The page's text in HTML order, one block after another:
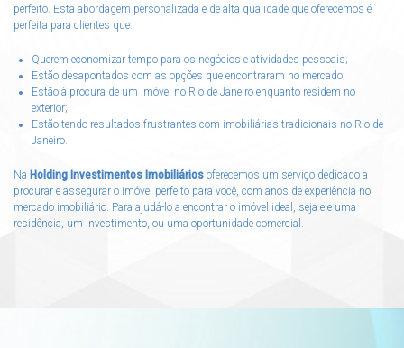
perfeito. Esta abordagem personalizada e de alta qualidade que oferecemos é
perfeita para clientes que:
Querem economizar tempo para os negócios e atividades pessoais;
Estão desapontados com as opções que encontraram no mercado;
Estão à procura de um imóvel no Rio de Janeiro enquanto residem no
exterior;
Estão tendo resultados frustrantes com imobiliárias tradicionais no Rio de
Janeiro.
Na Holding Investimentos Imobiliários oferecemos um serviço dedicado a
procurar e assegurar o imóvel perfeito para você, com anos de experiência no
mercado imobiliário. Para ajudá-lo a encontrar o imóvel ideal, seja ele uma
residência, um investimento, ou uma oportunidade comercial.